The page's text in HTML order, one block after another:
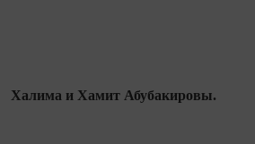
Халима и Хамит Абубакировы.